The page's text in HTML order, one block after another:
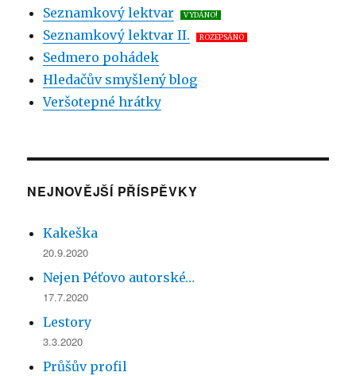
Seznamkový lektvar VYDÁNO!
Seznamkový lektvar II. ROZEPSÁNO
Sedmero pohádek
Hledačův smyšlený blog
Veršotepné hrátky
NEJNOVĚJŠÍ PŘÍSPĚVKY
Kakeška
20.9.2020
Nejen Péťovo autorské…
17.7.2020
Lestory
3.3.2020
Průšův profil